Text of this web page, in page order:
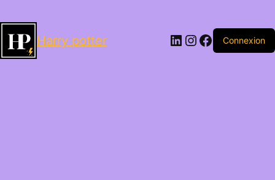
Harry potter LinkedIn
Instagram
Facebook
Connexion